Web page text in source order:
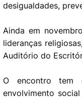
desigualdades,
Ainda em
lideranças
Auditório do
O encontro tem
envolvimento